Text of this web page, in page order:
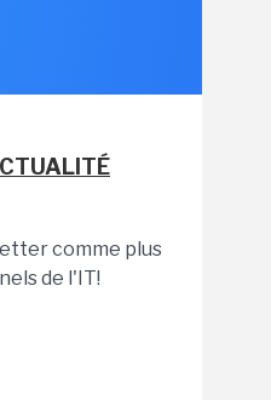
comme plus
de l'IT!